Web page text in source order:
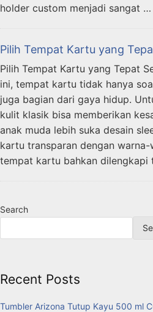
holder custom menjadi sangat …
Pilih Tempat Kartu yang
Pilih Tempat Kartu yang Tepat
ini, tempat kartu tidak hanya
juga bagian dari gaya hidup.
kulit klasik bisa memberikan
anak muda lebih suka desain
kartu transparan dengan
tempat kartu bahkan
Search
Recent Posts
Tumbler Arizona Tutup Kayu 500 ml